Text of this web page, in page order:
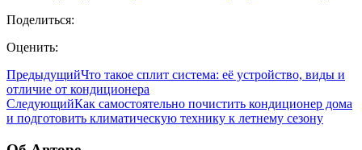
Поделиться:
Оценить:
ПредыдущийЧто такое сплит система: её устройство, виды и
отличие от кондиционера
СледующийКак самостоятельно почистить кондиционер дома
и подготовить климатическую технику к летнему сезону